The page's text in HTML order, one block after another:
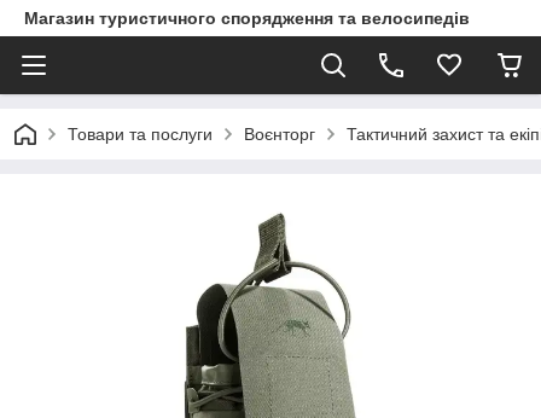
Магазин туристичного спорядження та велосипедів
Товари та послуги Воєнторг Тактичний захист та